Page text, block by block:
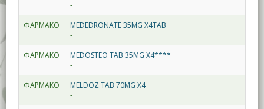
-
ΦΑΡΜΑΚΟ
MEDEDRONATE 35MG X4TAB
-
ΦΑΡΜΑΚΟ
MEDOSTEO TAB 35MG X4****
-
ΦΑΡΜΑΚΟ
MELDOZ TAB 70MG X4
-